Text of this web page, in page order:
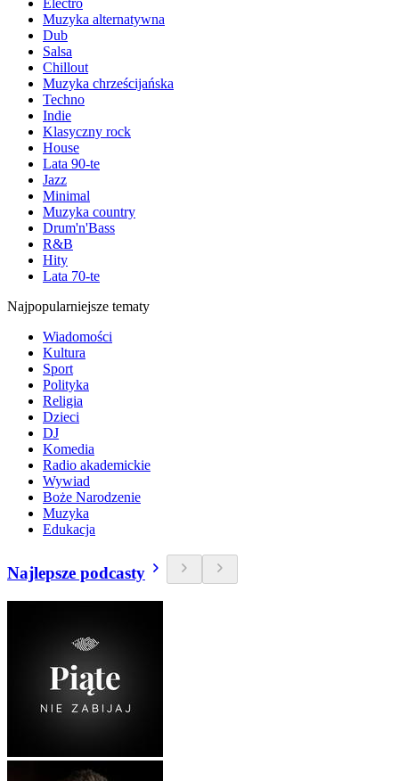
Electro
Muzyka alternatywna
Dub
Salsa
Chillout
Muzyka chrześcijańska
Techno
Indie
Klasyczny rock
House
Lata 90-te
Jazz
Minimal
Muzyka country
Drum'n'Bass
R&B
Hity
Lata 70-te
Najpopularniejsze tematy
Wiadomości
Kultura
Sport
Polityka
Religia
Dzieci
DJ
Komedia
Radio akademickie
Wywiad
Boże Narodzenie
Muzyka
Edukacja
Najlepsze podcasty